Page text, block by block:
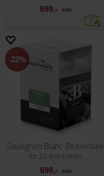
699,- 899,-
22%
Sauvignon Blanc Beaverdale
for 23 liter hvitvin
699,- 899,-